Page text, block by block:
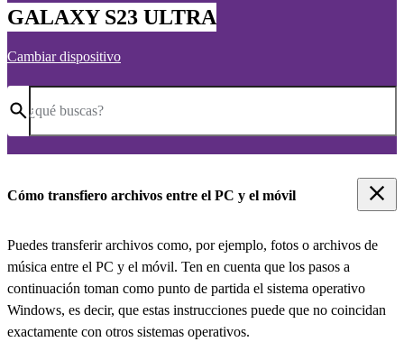
GALAXY S23 ULTRA
Cambiar dispositivo
¿qué buscas?
Cómo transfiero archivos entre el PC y el móvil
Puedes transferir archivos como, por ejemplo, fotos o archivos de
música entre el PC y el móvil. Ten en cuenta que los pasos a
continuación toman como punto de partida el sistema operativo
Windows, es decir, que estas instrucciones puede que no coincidan
exactamente con otros sistemas operativos.